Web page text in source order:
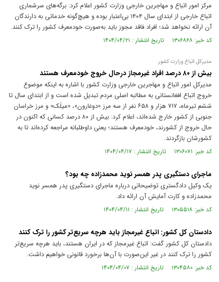
مرکز امور اتباع و مهاجرین خارجی وزارت کشور اعلام کرد: برگه‌های سرشماری
اتباع خارجی از ابتدای سال ۱۴۰۴ بی‌اعتبار بوده و هیچ‌گونه خدماتی به دارندگان
آن ارائه نخواهد شد؛ افراد فاقد مجوز باید به‌صورت خودمعرف کشور را ترک کنند.
کد خبر: ۱۳۰۶۸۶۸ تاریخ انتشار : ۱۴۰۴/۰۴/۲۱
مدیرکل اتباع وزارت کشور:
بیش از ۸۰ درصد افراد غیرمجاز درحال خروج خودمعرف هستند
مدیرکل امور اتباع و مهاجرین خارجی وزارت کشور با اشاره به اینکه موضوع
خروج اتباع افغانستانی به مطالبه اصلی مردم تبدیل شده است و از ابتدای سال تا
ششم تیرماه، ۷۱۷ هزار و ۶۵۸ نفر از سه مرز «دوغارون»، «میلَک» و مرز خراسان
جنوبی از کشور خارج شده‌اند، اعلام کرد: بیش از ۸۰ درصد کسانی که اکنون در
حال خروج از کشورند، خودمعرف هستند؛ یعنی داوطلبانه مراجعه کرده‌اند تا به
کشورشان بازگردند.
کد خبر: ۱۳۰۶۰۷۱ تاریخ انتشار : ۱۴۰۴/۰۴/۱۷
ماجرای دستگیری پدر همسر نوید محمدزاده چه بود؟
یک وکیل دادگستری توضیحاتی درباره ماجرای دستگیری پدر همسر نوید
محمدزاده و کارت آمایش آن ارائه داد.
کد خبر: ۱۳۰۵۵۱۸ تاریخ انتشار : ۱۴۰۴/۰۴/۱۱
دادستان کل کشور: اتباع غیرمجاز باید هرچه سریع‌تر کشور را ترک کنند
دادستان کل کشور گفت: اتباع غیرمجاز که در ایران هستند، باید هرچه سریع‌تر
کشور را ترک کنند در غیر این‌صورت با آن‌ها برخورد قانونی خواهیم داشت.
کد خبر: ۱۳۰۴۵۸۰ تاریخ انتشار : ۱۴۰۴/۰۴/۰۷